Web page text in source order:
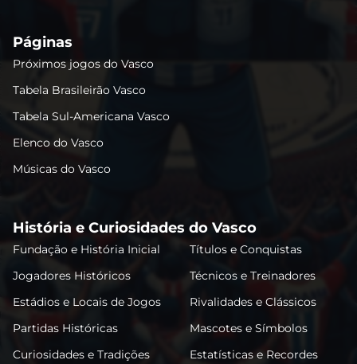
Páginas
Próximos jogos do Vasco
Tabela Brasileirão Vasco
Tabela Sul-Americana Vasco
Elenco do Vasco
Músicas do Vasco
História e Curiosidades do Vasco
Fundação e História Inicial
Títulos e Conquistas
Jogadores Históricos
Técnicos e Treinadores
Estádios e Locais de Jogos
Rivalidades e Clássicos
Partidas Históricas
Mascotes e Símbolos
Curiosidades e Tradições
Estatísticas e Recordes